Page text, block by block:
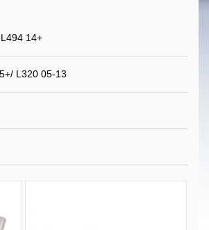
14+
L320 05-13